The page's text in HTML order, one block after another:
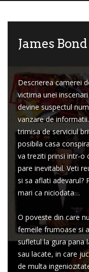
James
Descrierea camerei
victima unei
devine suspectul
vanzare de
trimisa de serviciul
posibila casa
va treziti prinsi intr-o
pare inevitabil. Veti
si sa aflati adevarul?
mari ca niciodata…
O poveste din care
femeile frumoase si
sufletul la gura pana
sau lacate, in care
de multa